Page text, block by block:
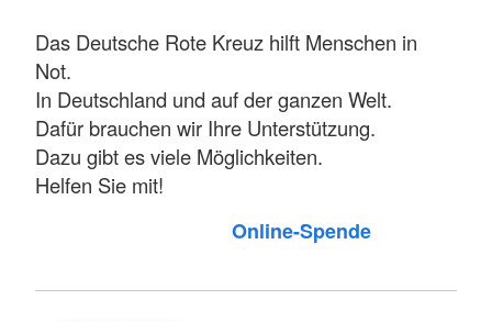
Das Deutsche Rote Kreuz hilft Menschen in
Not.
In Deutschland und auf der ganzen Welt.
Dafür brauchen wir Ihre Unterstützung.
Dazu gibt es viele Möglichkeiten.
Helfen Sie mit!
Online-Spende